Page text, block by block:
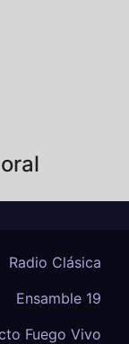
Radio Clásica
Ensamble 19
Fuego Vivo